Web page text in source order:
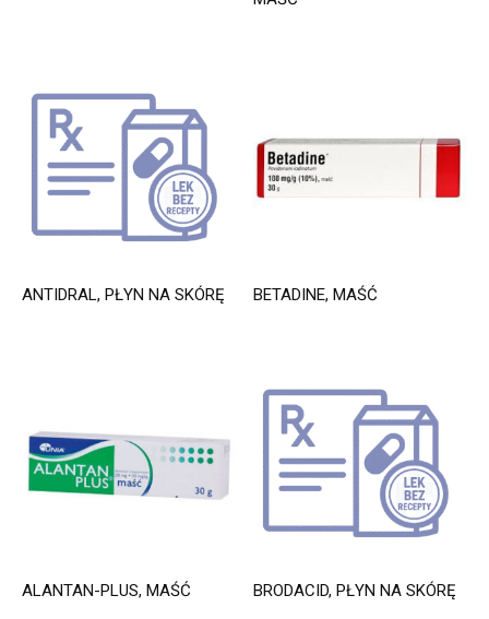
ANTIDRAL, PŁYN NA SKÓRĘ BETADINE, MAŚĆ
ALANTAN-PLUS, MAŚĆ BRODACID, PŁYN NA SKÓRĘ